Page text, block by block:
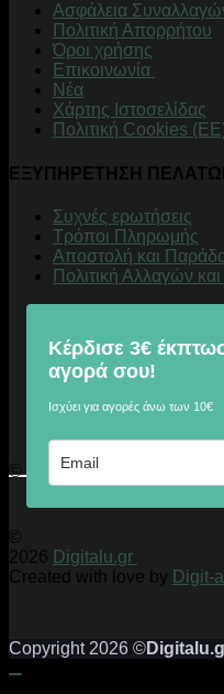
Aσφάλεια
Πολιτική Απορρήτου
Όροι χρήσης
Επικοινωνία
Νέα
Χάρτης Ιστοσελίδας
Πολιτική Cookies
ΕΞΥΠΗΡΕΤΗΣΗ
Συχνές ερωτήσεις
Τρόποι Πληρωμής
Αποστολή και
Πολιτική Αλλαγών
Κέρδισε 3€
αγορά σου!
Ισχύει για αγορές άνω των 10€
© 2026 Digitalu.gr
©
2026 Digitalu.gr
Created with love by Digit-
Copyright 2026 ©